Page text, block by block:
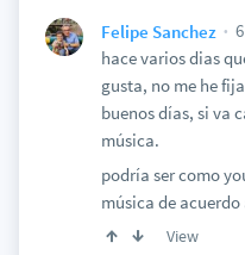
Felipe Sanchez
hace varios dias
gusta, no me he
buenos días, si va
música.
podría ser como
música de
View